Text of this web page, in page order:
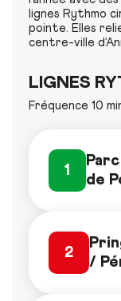
lignes Rythmo
pointe. Elles
centre-ville
LIGNES
Fréquence 10
1
de
2
/